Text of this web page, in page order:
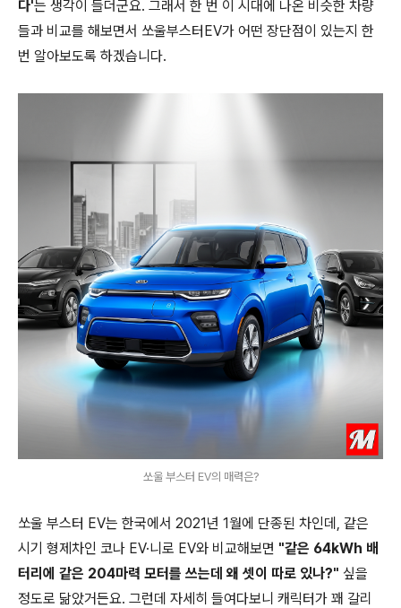
다'는 생각이 들더군요. 그래서 한 번 이 시대에 나온 비슷한 차량
들과 비교를 해보면서 쏘울부스터EV가 어떤 장단점이 있는지 한
번 알아보도록 하겠습니다.
쏘울 부스터 EV의 매력은?
쏘울 부스터 EV는 한국에서 2021년 1월에 단종된 차인데, 같은
시기 형제차인 코나 EV·니로 EV와 비교해보면 "같은 64kWh 배
터리에 같은 204마력 모터를 쓰는데 왜 셋이 따로 있나?" 싶을
정도로 닮았거든요. 그런데 자세히 들여다보니 캐릭터가 꽤 갈리